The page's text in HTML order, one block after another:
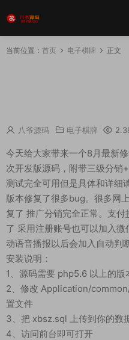
当前位置： 首页 电子棋牌 正文
八爷源码 电子棋牌
今天给大家带来一个8月最新
次开发版源码，附带三级分销
测试完全可用但是具体和详细
版本修复了很多bug。很多网
复了 推广分销完全正常。支付
了 采用注册账号也可以加入
动语音播报以后会加入自动判
安装说明：
1、源码需要 php5.6 以上的版
2、修改 Application/
置文件
3、把 xbsz.sql 上传到你的数
4、访问前台即可打开